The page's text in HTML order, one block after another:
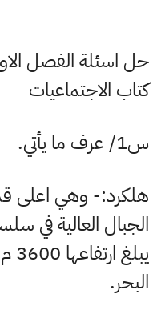
كتاب الاجتماعيات
س1/ عرف ما يأتي
.
هلكرد:- وهي اعلى
الجبال العالية في
يبلغ ارتفاعها 3600
البحر.